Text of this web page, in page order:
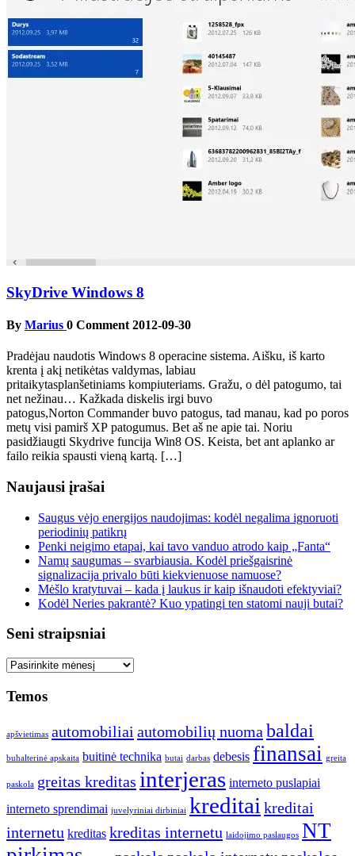
SkyDrive Windows 8
By Marius 0 Comment 2012-09-30
Pradėjau naudotis Windows 8 operacine sistema. Aišku, iš karto
krenta į akį netikėtas valdymas, labiau
pritaikytasplanšetiniams kompiuteriams. Gražu, o dėl patogumo, tai
net nežinau… Kažkada diskelis irgi buvo
patogus,Norton Commander buvo patogus, tad manau, kad po poros
metų visi pamirš XP patogumus. Bet aš ne apie tai. Noriu
pasidžiaugti Skydrive funcija Win8 OS. Keista, bet ant aplanko ar
failo reikia spausti vieną kartą. […]
Naujausi įrašai
Saugus vėjo energijos naudojimas: kodėl negalima ignoruoti
periodinių patikrų
Penki neigimo etapai, kai tavo vanduo atrodo kaip „Fanta“
Namų saugumas – svarbiausia. Kodėl priešgaisrinė
signalizacija privalo būti kiekvienuose namuose?
Mėšlo kratytuvai – kada į laukus ir kaip išnaudoti efektyviai?
Kodėl Neries pakrantė? Kuo ypatingi ten statomi nauji butai?
Seni straipsniai
Seni
Temos
apšvietimas automobiliai automobilių nuoma baldai
buhalterinė apskaita buitinė technika butai darbas debesis finansai greita
paskola greitas kreditas interjeras interneto puslapiai
interneto sprendimai juvelyriniai dirbiniai kreditai kreditai
internetu kreditas kreditas internetu laidojimo paslaugos NT